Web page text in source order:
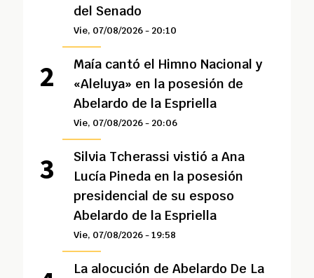
del Senado
Vie, 07/08/2026 - 20:10
Maía cantó el Himno Nacional y
«Aleluya» en la posesión de
Abelardo de la Espriella
Vie, 07/08/2026 - 20:06
Silvia Tcherassi vistió a Ana
Lucía Pineda en la posesión
presidencial de su esposo
Abelardo de la Espriella
Vie, 07/08/2026 - 19:58
La alocución de Abelardo De La